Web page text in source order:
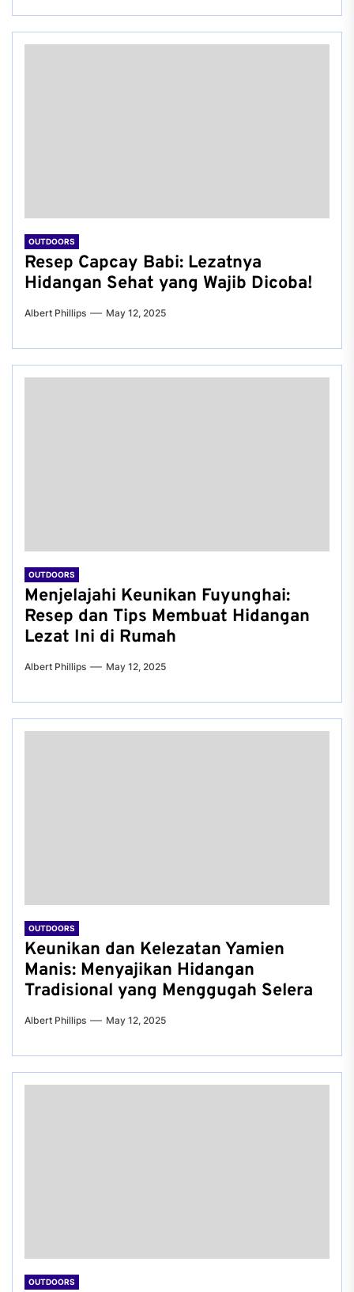
OUTDOORS
Resep Capcay Babi: Lezatnya
Hidangan Sehat yang Wajib Dicoba!
Albert Phillips May 12, 2025
OUTDOORS
Menjelajahi Keunikan Fuyunghai:
Resep dan Tips Membuat Hidangan
Lezat Ini di Rumah
Albert Phillips May 12, 2025
OUTDOORS
Keunikan dan Kelezatan Yamien
Manis: Menyajikan Hidangan
Tradisional yang Menggugah Selera
Albert Phillips May 12, 2025
OUTDOORS